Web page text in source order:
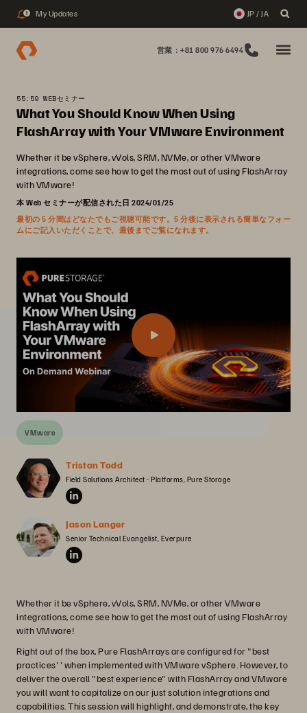
1 My Updates JP / JA
営業：+81 800 976 6494
55:59 WEBセミナー
What You Should Know When Using
FlashArray with Your VMware Environment
Whether it be vSphere, vVols, SRM, NVMe, or other VMware
integrations, come see how to get the most out of using FlashArray
with VMware!
本 Web セミナーが配信された日 2024/01/25
最初の 5 分間はどなたでもご視聴可能です。5 分後に表示される簡単なフォー
ムにご記入いただくことで、最後までご覧になれます。
VMware
Tristan Todd
Field Solutions Architect - Platforms, Pure Storage
Jason Langer
Senior Technical Evangelist, Everpure
Whether it be vSphere, vVols, SRM, NVMe, or other VMware
integrations, come see how to get the most out of using FlashArray
with VMware!
Right out of the box, Pure FlashArrays are configured for "best
practices' ' when implemented with VMware vSphere. However, to
deliver the overall "best experience" with FlashArray and VMware
you will want to capitalize on our just solution integrations and
capabilities. This session will highlight, and demonstrate, the key